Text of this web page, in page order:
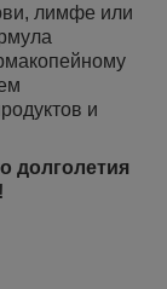
лимфе или
и
долголетия